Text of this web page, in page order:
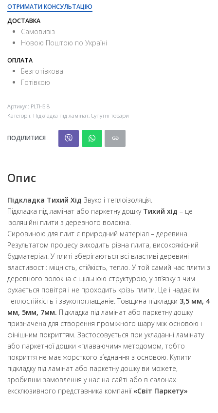
ОТРИМАТИ КОНСУЛЬТАЦІЮ
ДОСТАВКА
Самовивіз
Новою Поштою по Україні
ОПЛАТА
Безготівкова
Готівкою
Артикул: PLTHS 8
Категорії: Підкладка під ламінат, Супутні товари
ПОДІЛИТИСЯ
Опис
Підкладка Тихий Хід Звуко і теплоізоляція.
Підкладка під ламінат або паркетну дошку Тихий хід – це
ізоляційні плити з деревного волокна.
Сировиною для плит є природний матеріал – деревина.
Результатом процесу виходить рівна плита, високоякісний
будматеріал. У плиті зберігаються всі властиві деревині
властивості: міцність, стійкість, тепло. У той самий час плити з
деревного волокна є щільною структурою, у зв’язку з чим
рухається повітря і не проходить крізь плити. Це і надає їм
теплостійкість і звукопоглащаніе. Товщина підкладки 3,5 мм, 4
мм, 5мм, 7мм. Підкладка під ламінат або паркетну дошку
призначена для створення проміжного шару між основою і
фінішним покриттям. Застосовується при укладанні ламінату
або паркетної дошки «плаваючим» методомом, тобто
покриття не має жорсткого з’єднання з основою. Купити
підкладку під ламінат або паркетну дошку ви можете,
зробивши замовлення у нас на сайті або в салонах
ексклюзивного представника компанії «Світ Паркету»